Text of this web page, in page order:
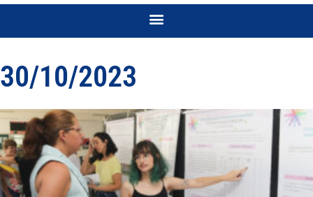
30/10/2023